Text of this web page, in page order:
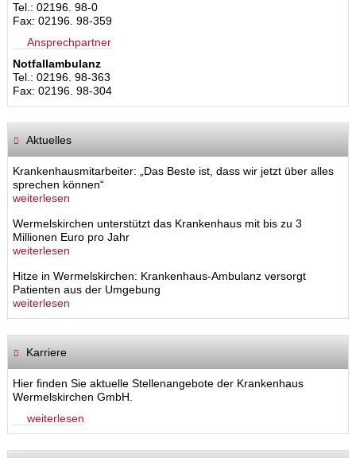
Tel.: 02196. 98-0
Fax: 02196. 98-359
Ansprechpartner
Notfallambulanz
Tel.: 02196. 98-363
Fax: 02196. 98-304
Aktuelles
Krankenhausmitarbeiter: „Das Beste ist, dass wir jetzt über alles
sprechen können“
weiterlesen
Wermelskirchen unterstützt das Krankenhaus mit bis zu 3
Millionen Euro pro Jahr
weiterlesen
Hitze in Wermelskirchen: Krankenhaus-Ambulanz versorgt
Patienten aus der Umgebung
weiterlesen
Karriere
Hier finden Sie aktuelle Stellenangebote der Krankenhaus
Wermelskirchen GmbH.
weiterlesen